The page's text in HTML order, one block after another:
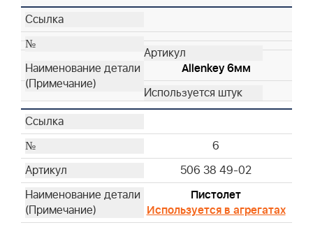
Allenkey 6мм
6
506 38 49-02
Пистолет
Используется в агрегатах